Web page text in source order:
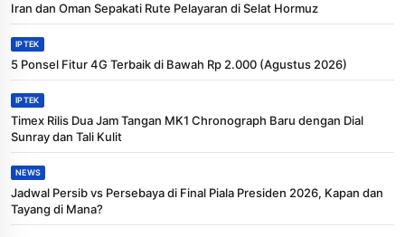
Iran dan Oman Sepakati Rute Pelayaran di Selat Hormuz
IPTEK
5 Ponsel Fitur 4G Terbaik di Bawah Rp 2.000 (Agustus 2026)
IPTEK
Timex Rilis Dua Jam Tangan MK1 Chronograph Baru dengan Dial
Sunray dan Tali Kulit
NEWS
Jadwal Persib vs Persebaya di Final Piala Presiden 2026, Kapan dan
Tayang di Mana?